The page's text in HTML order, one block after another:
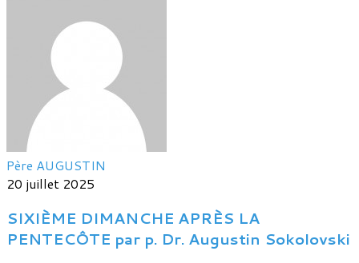
Père AUGUSTIN
20 juillet 2025
SIXIÈME DIMANCHE APRÈS LA
PENTECÔTE par p. Dr. Augustin Sokolovski